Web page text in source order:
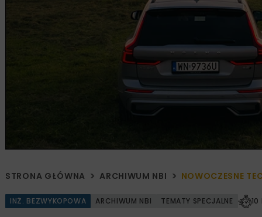
STRONA GŁÓWNA ARCHIWUM NBI NOWOCZESNE
INŻ. BEZWYKOPOWA ARCHIWUM NBI TEMATY SPECJALNE 10